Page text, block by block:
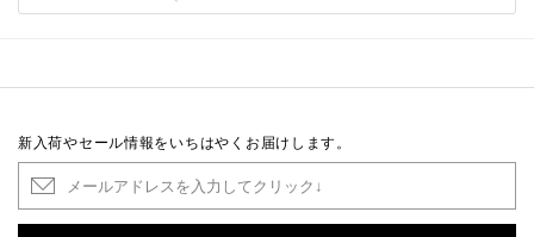
新入荷やセール情報をいちはやくお届けします。